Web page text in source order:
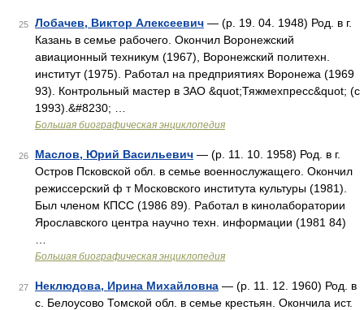
25 Лобачев, Виктор Алексеевич — (р. 19. 04. 1948) Род. в г.
Казань в семье рабочего. Окончил Воронежский
авиационный техникум (1967), Воронежский политехн.
институт (1975). Работал на предприятиях Воронежа (1969
93). Контрольный мастер в ЗАО &quot;Тяжмехпресс&quot; (с
1993).&#8230; …
Большая биографическая энциклопедия
26 Маслов, Юрий Васильевич — (р. 11. 10. 1958) Род. в г.
Остров Псковской обл. в семье военнослужащего. Окончил
режиссерский ф т Московского института культуры (1981).
Был членом КПСС (1986 89). Работал в кинолаборатории
Ярославского центра научно техн. информации (1981 84)
Большая биографическая энциклопедия
27 Неклюдова, Ирина Михайловна — (р. 11. 12. 1960) Род. в
с. Белоусово Томской обл. в семье крестьян. Окончила ист.